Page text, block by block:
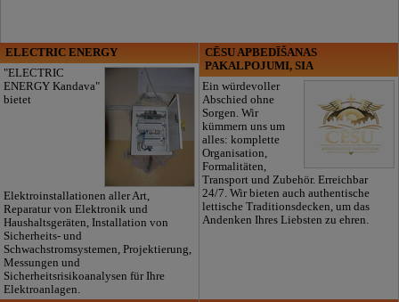
ELECTRIC ENERGY
"ELECTRIC
ENERGY Kandava"
bietet
Elektroinstallationen aller Art,
Reparatur von Elektronik und
Haushaltsgeräten, Installation von
Sicherheits- und
Schwachstromsystemen, Projektierung,
Messungen und
Sicherheitsrisikoanalysen für Ihre
Elektroanlagen.
CĒSU APBEDĪŠANAS
PAKALPOJUMI, SIA
Ein würdevoller
Abschied ohne
Sorgen. Wir
kümmern uns um
alles: komplette
Organisation,
Formalitäten,
Transport und Zubehör. Erreichbar
24/7. Wir bieten auch authentische
lettische Traditionsdecken, um das
Andenken Ihres Liebsten zu ehren.